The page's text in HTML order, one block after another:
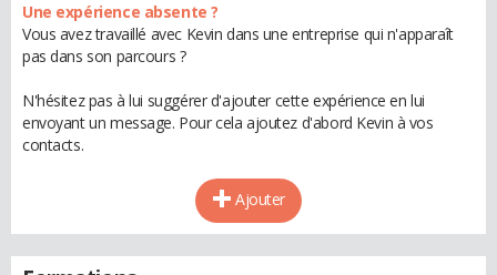
Une expérience absente ?
Vous avez travaillé avec Kevin dans une entreprise qui n'apparaît
pas dans son parcours ?
N'hésitez pas à lui suggérer d'ajouter cette expérience en lui
envoyant un message. Pour cela ajoutez d'abord Kevin à vos
contacts.
Ajouter